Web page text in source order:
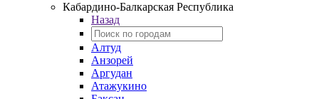
Кабардино‑Балкарская Республика
Назад
Алтуд
Анзорей
Аргудан
Атажукино